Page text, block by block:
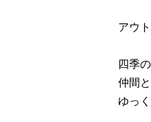
アウ
四季
仲間
ゆっ